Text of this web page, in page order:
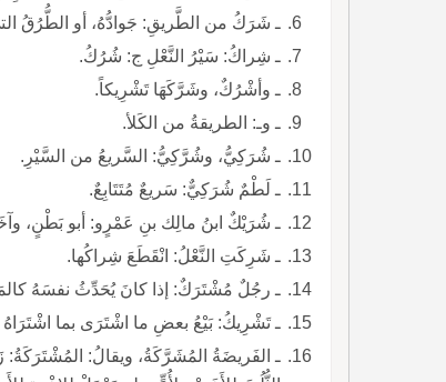
ـ شَرَكُ من الطَّريقِ: جَوادُّهُ، أو الطُّرُقُ
ـ شِراكُ: سَيْرُ النَّعْلِ ج: شُرُكُ.
ـ وأشْرُكٌ، وشَرَّكَهَا تَشْرِيكاً.
ـ وـ: الطريقةُ من الكَلأ.
ـ شُرَكِيُّ، وشُرَّكِيُّ: السَّريعُ من السَّيْرِ.
ـ لَطْمٌ شُرَكِيٌّ: سَريعٌ مُتَتَابِعٌ.
ـ شُرَيْكٌ ابنُ مالِك بنِ عَمْرٍو: أبو بَطْنٍ،
ـ شَرِكَتِ النَّعْلُ: انْقَطَعَ شِراكُها.
ـ رجُلٌ مُشْتَرَكٌ: إذا كانَ يُحَدِّثُ نفسَهُ
ـ تَشْرِيكُ: بَيْعُ بعضِ ما اشْتَرَى بما اشْتَرَاهُ
ـ الفَريضَةُ المُشَرَّكَةُ، ويقالُ: